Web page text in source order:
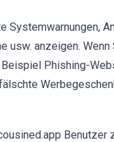
Systemwarnungen,
usw. anzeigen.
Phishing-